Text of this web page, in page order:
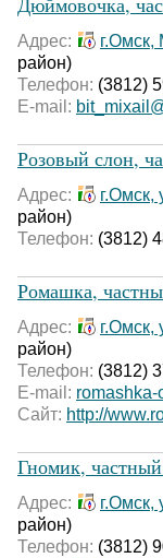
Адрес:
район)
Телефон: (3812)
E-mail:
Розовый слон,
Адрес: г.Омск,
район)
Телефон: (3812)
Ромашка,
Адрес: г.Омск,
район)
Телефон: (3812)
E-mail: romashka-
Сайт: http://
Гномик,
Адрес: г.Омск,
район)
Телефон: (3812)